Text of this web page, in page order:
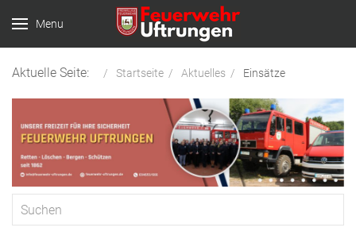
Menu
Aktuelle Seite: Startseite Aktuelles Einsätze